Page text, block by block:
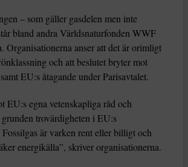
– som gäller gasdelen men inte
bland andra Världsnaturfonden WWF
Organisationerna anser att det är orimligt
och att beslutet bryter mot
EU:s åtagande under Parisavtalet.
EU:s egna vetenskapliga råd och
trovärdigheten i EU:s
är varken rent eller billigt och
energikälla”, skriver organisationerna.